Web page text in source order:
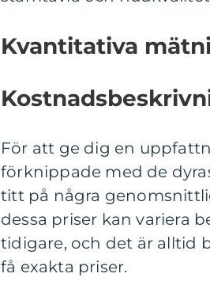
Kvantitativa
För att ge dig en
förknippade med de
titt på några
dessa priser kan variera
tidigare, och det är alltid
få exakta priser.